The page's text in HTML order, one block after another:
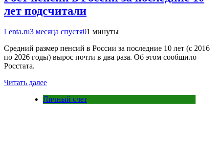
лет подсчитали
Lenta.ru3 месяца спустя01 минуты
Средний размер пенсий в России за последние 10 лет (с 2016
по 2026 годы) вырос почти в два раза. Об этом сообщило
Росстата.
Читать далее
Личный счет